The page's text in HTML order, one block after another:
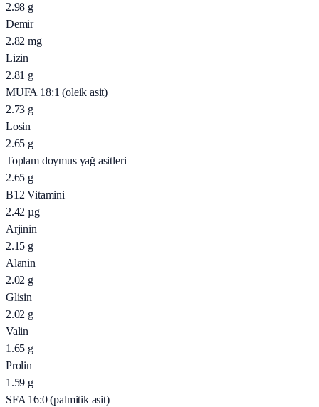
2.98 g
Demir
2.82 mg
Lizin
2.81 g
MUFA 18:1 (oleik asit)
2.73 g
Losin
2.65 g
Toplam doymus yağ asitleri
2.65 g
B12 Vitamini
2.42 µg
Arjinin
2.15 g
Alanin
2.02 g
Glisin
2.02 g
Valin
1.65 g
Prolin
1.59 g
SFA 16:0 (palmitik asit)